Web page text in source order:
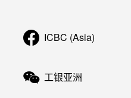
ICBC (Asia)
工银亚洲